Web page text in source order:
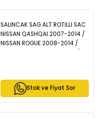
SALINCAK SAG ALT ROTILLI SAC
NISSAN QASHQAI 2007-2014 /
NISSAN ROGUE 2008-2014 /
Stok ve Fiyat Sor